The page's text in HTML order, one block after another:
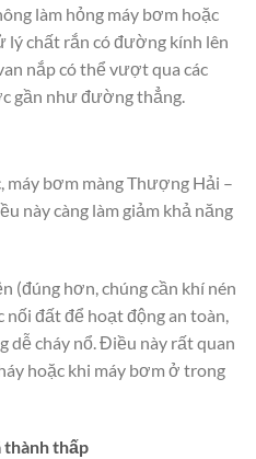
làm hỏng máy bơm hoặc
lý chất rắn có đường kính lên
nắp có thể vượt qua các
gần như đường thẳng.
máy bơm màng Thượng Hải –
này càng làm giảm khả năng
(đúng hơn, chúng cần khí nén
đất để hoạt động an toàn,
cháy nổ. Điều này rất quan
hoặc khi máy bơm ở trong
thành thấp